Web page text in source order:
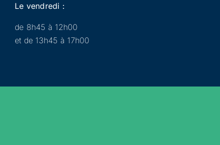
Le vendredi :
de 8h45 à 12h00
et de 13h45 à 17h00